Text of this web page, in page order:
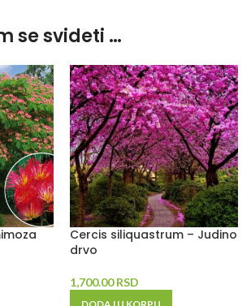
se svideti …
Cercis siliquastrum – Judino
drvo
1,700.00RSD